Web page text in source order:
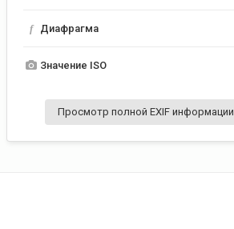
f Диафрагма
Значение ISO
Просмотр полной EXIF информации